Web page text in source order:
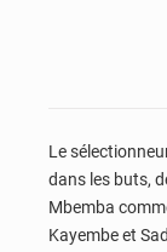
Le
dans les buts,
Mbemba
Kayembe et